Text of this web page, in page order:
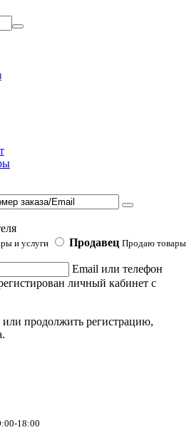
и услуги Продавец Продаю товары
Email или телефон
личный кабинет с
продолжить регистрацию,
18:00